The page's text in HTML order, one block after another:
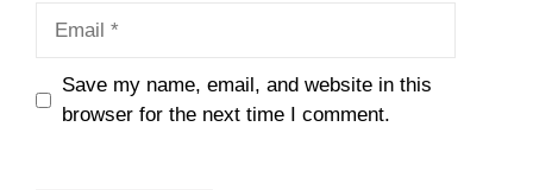
Save my name, email, and website in this
browser for the next time I comment.